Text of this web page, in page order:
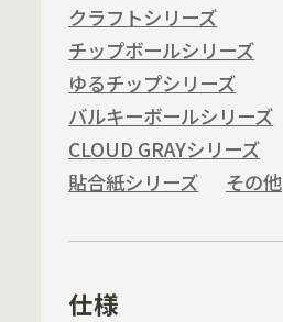
クラフトシリーズ
チップボールシリーズ
ゆるチップシリーズ
バルキーボールシリーズ
CLOUD GRAYシリーズ
貼合紙シリーズ
その他
仕様